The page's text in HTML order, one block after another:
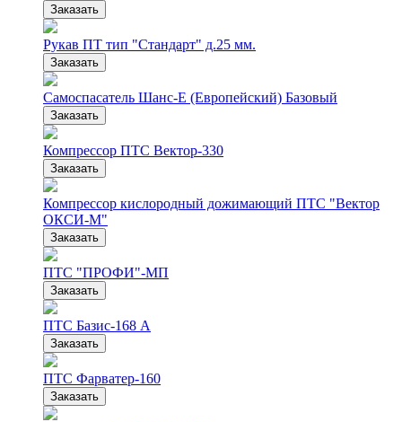
Заказать
Рукав ПТ тип "Стандарт" д.25 мм.
Заказать
Самоспасатель Шанс-Е (Европейский) Базовый
Заказать
Компрессор ПТС Вектор-330
Заказать
Компрессор кислородный дожимающий ПТС "Вектор
ОКСИ-М"
Заказать
ПТС "ПРОФИ"-МП
Заказать
ПТС Базис-168 А
Заказать
ПТС Фарватер-160
Заказать